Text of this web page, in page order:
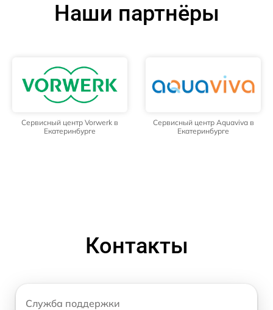
Наши партнёры
Сервисный центр Vorwerk в
Екатеринбурге
Сервисный центр Aquaviva в
Екатеринбурге
Контакты
Служба поддержки